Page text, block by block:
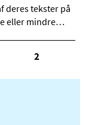
deres tekster på
eller mindre…
2